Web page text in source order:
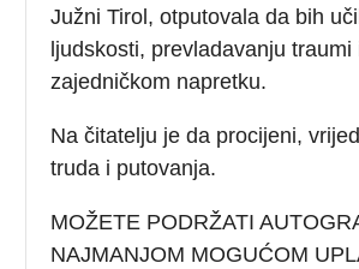
Južni Tirol, otputovala da bih
ljudskosti, prevladavanju traumi
zajedničkom napretku.
Na čitatelju je da procijeni,
truda i putovanja.
MOŽETE PODRŽATI
NAJMANJOM MOGUĆOM